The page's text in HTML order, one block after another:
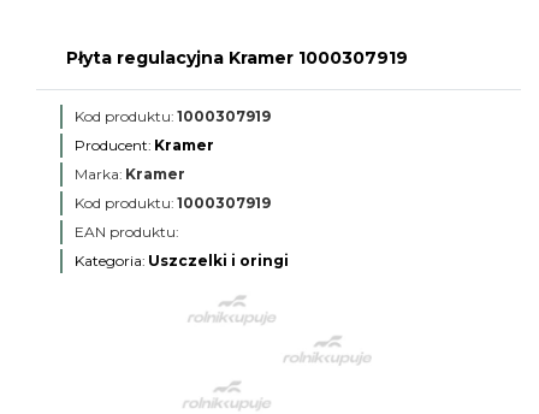
Płyta regulacyjna Kramer 1000307919
Kod produktu: 1000307919
Producent: Kramer
Marka: Kramer
Kod produktu: 1000307919
EAN produktu:
Kategoria: Uszczelki i oringi